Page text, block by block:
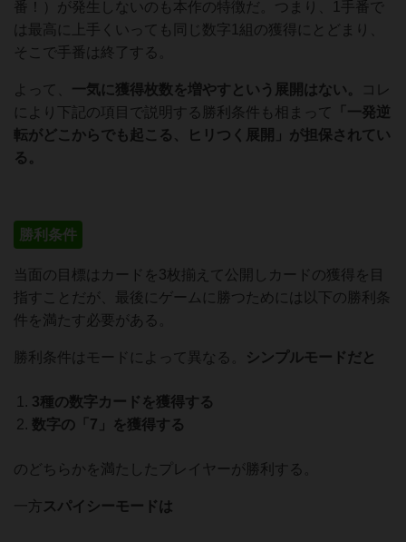
番！）が発生しないのも本作の特徴だ。つまり、1手番で
は最高に上手くいっても同じ数字1組の獲得にとどまり、
そこで手番は終了する。
よって、 一気に獲得枚数を増やすという展開はない。
コレ
により下記の項目で説明する勝利条件も相まって
「一発逆
転がどこからでも起こる、ヒリつく展開」が担保されてい
る。
勝利条件
当面の目標はカードを3枚揃えて公開しカードの獲得を目
指すことだが、最後にゲームに勝つためには以下の勝利条
件を満たす必要がある。
勝利条件はモードによって異なる。 シンプルモードだと
3種の数字カードを獲得する
数字の「7」を獲得する
のどちらかを満たしたプレイヤーが勝利する。
一方スパイシーモードは